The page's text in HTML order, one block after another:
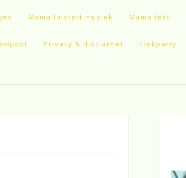
Mama luistert muziek Mama test
Privacy & disclaimer Linkparty